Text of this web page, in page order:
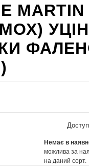
MARTIN
Немає в
можлива за
на даний сорт.